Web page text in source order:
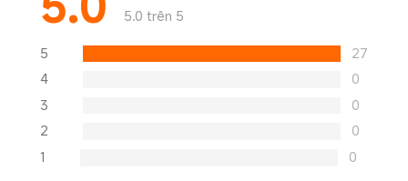
5.0 trên 5
5
27
4
0
3
0
2
0
1
0